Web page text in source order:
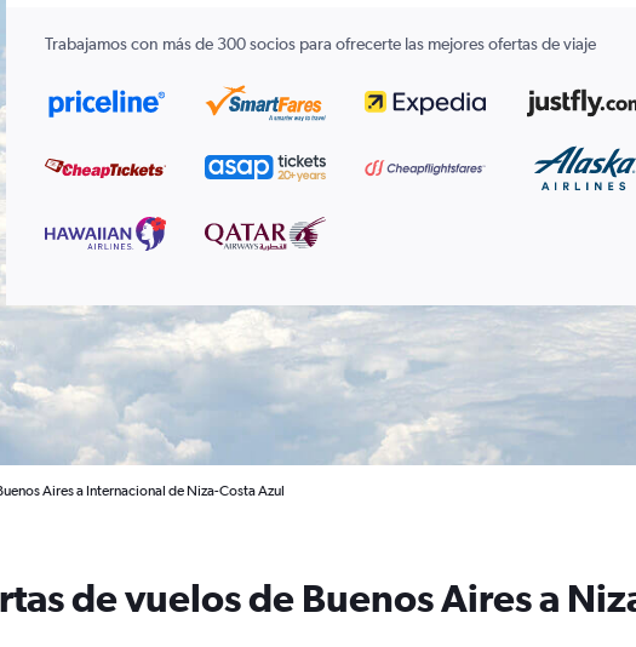
Trabajamos con más de 300 socios para ofrecerte las mejores ofertas de viaje
Aires a Internacional de Niza-Costa Azul
de vuelos de Buenos Aires a